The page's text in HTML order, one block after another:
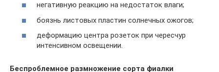
негативную реакцию на недостаток влаги;
боязнь листовых пластин солнечных ожогов;
деформацию центра розеток при чересчур
интенсивном освещении.
Беспроблемное размножение сорта фиалки